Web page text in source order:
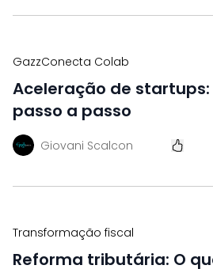
GazzConecta Colab
Aceleração de
passo a passo
Giovani Scalcon
Transformação fiscal
Reforma tributária: O